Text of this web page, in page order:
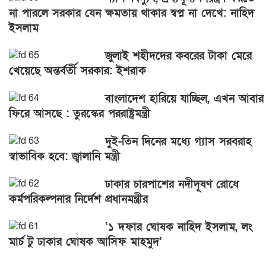
না পারলে সরকার যেন ক্ষমতায় থাকার স্বপ্ন না দেখে: নাহিদ
ইসলাম
জুলাই শহীদদের কবরের টাকা মেরে
খেয়েছে অন্তর্বর্তী সরকার: ইশরাক
বাংলাদেশ হারিয়ে যাচ্ছিল, এখন আবার
ফিরে আসছে : তুরস্কের পররাষ্ট্রমন্ত্রী
দুই-তিন দিনের মধ্যে গ্যাস সরবরাহ
স্বাভাবিক হবে: জ্বালানি মন্ত্রী
ঢাকার চারপাশের নদীদূষণ রোধে
কর্মপরিকল্পনার নির্দেশ প্রধানমন্ত্রীর
‘১ দফার ঘোষক নাহিদ ইসলাম, লং
মার্চ টু ঢাকার ঘোষক আসিফ মাহমুদ’